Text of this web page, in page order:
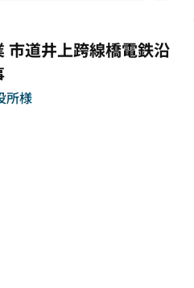
市道井上跨線橋電鉄沿
所様